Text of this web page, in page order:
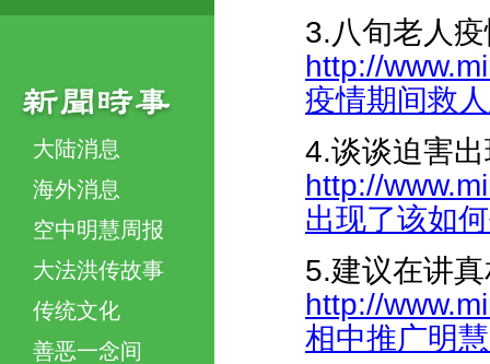
大陆消息
海外消息
空中明慧周报
大法洪传故事
传统文化
善恶一念间
3.八旬老人
http://
疫情期间救
4.谈谈迫害
http://
出现了该如
5.建议在讲
http://
相中推广明